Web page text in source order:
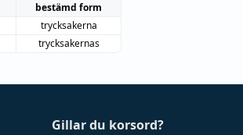
bestämd form
trycksakerna
trycksakernas
Gillar du korsord?